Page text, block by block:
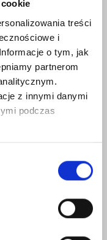
treści
i
o tym, jak
partnerom
z innymi danymi
podczas
haseł w wielu
to jak sejf. Bez
w głowie, notesie,
Sejf jest po
ratuje konta
wieloskładnikowe),
hasło wycieknie. Bo